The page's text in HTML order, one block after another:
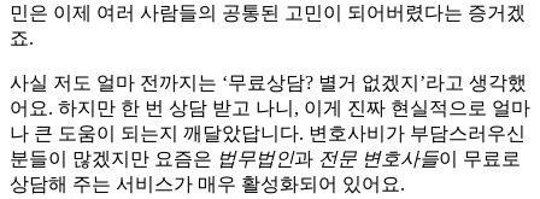
민은 이제 여러 사람들의 공통된 고민이 되어버렸다는 증거겠
죠.
사실 저도 얼마 전까지는 ‘무료상담? 별거 없겠지’라고 생각했
어요. 하지만 한 번 상담 받고 나니, 이게 진짜 현실적으로 얼마
나 큰 도움이 되는지 깨달았답니다. 변호사비가 부담스러우신
분들이 많겠지만 요즘은 법무법인과 전문 변호사들이 무료로
상담해 주는 서비스가 매우 활성화되어 있어요.